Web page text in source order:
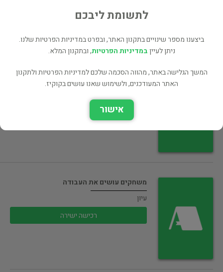
רכישה ישירה
מהקיבוץ אל הרמב"ם
משחקים עושים את העבודה
עיון
רכישה ישירה
לתשומת ליבכם
ביצענו מספר שינויים בתקנון האתר, ובפרט במדיניות הפרטיות שלנו.
ניתן לעייןבמדיניות הפרטיות, ובתקנון המלא.
המשך הגלישה באתר, מהווה הסכמה שלכם למדיניות הפרטיות ולתקנון
האתר המעודכנים, ולשימוש שאנו עושים בקוקיז.
אישור